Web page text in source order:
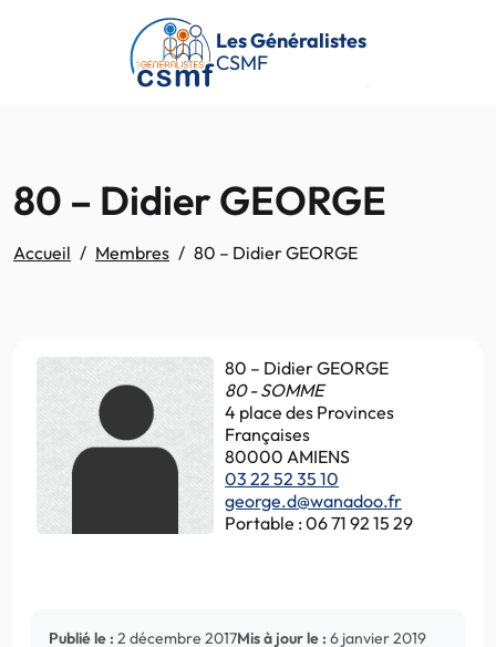
Passer au contenu principal
Les Généralistes
CSMF
80 – Didier GEORGE
Accueil Membres 80 – Didier GEORGE
80 – Didier GEORGE
80 - SOMME
4 place des Provinces
Françaises
80000 AMIENS
03 22 52 35 10
george.d@wanadoo.fr
Portable : 06 71 92 15 29
Publié le : 2 décembre 2017Mis à jour le : 6 janvier 2019